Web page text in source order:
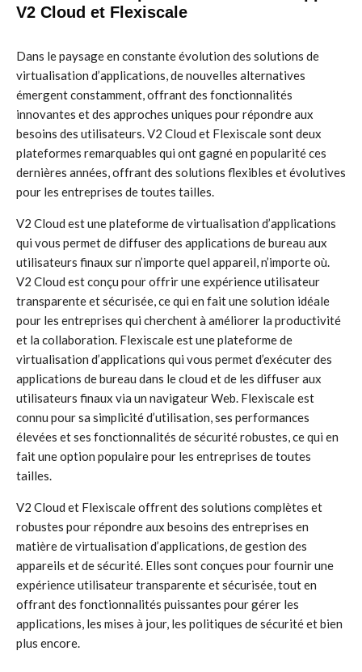
V2 Cloud et Flexiscale
Dans le paysage en constante évolution des solutions de
virtualisation d’applications, de nouvelles alternatives
émergent constamment, offrant des fonctionnalités
innovantes et des approches uniques pour répondre aux
besoins des utilisateurs. V2 Cloud et Flexiscale sont deux
plateformes remarquables qui ont gagné en popularité ces
dernières années, offrant des solutions flexibles et évolutives
pour les entreprises de toutes tailles.
V2 Cloud est une plateforme de virtualisation d’applications
qui vous permet de diffuser des applications de bureau aux
utilisateurs finaux sur n’importe quel appareil, n’importe où.
V2 Cloud est conçu pour offrir une expérience utilisateur
transparente et sécurisée, ce qui en fait une solution idéale
pour les entreprises qui cherchent à améliorer la productivité
et la collaboration. Flexiscale est une plateforme de
virtualisation d’applications qui vous permet d’exécuter des
applications de bureau dans le cloud et de les diffuser aux
utilisateurs finaux via un navigateur Web. Flexiscale est
connu pour sa simplicité d’utilisation, ses performances
élevées et ses fonctionnalités de sécurité robustes, ce qui en
fait une option populaire pour les entreprises de toutes
tailles.
V2 Cloud et Flexiscale offrent des solutions complètes et
robustes pour répondre aux besoins des entreprises en
matière de virtualisation d’applications, de gestion des
appareils et de sécurité. Elles sont conçues pour fournir une
expérience utilisateur transparente et sécurisée, tout en
offrant des fonctionnalités puissantes pour gérer les
applications, les mises à jour, les politiques de sécurité et bien
plus encore.